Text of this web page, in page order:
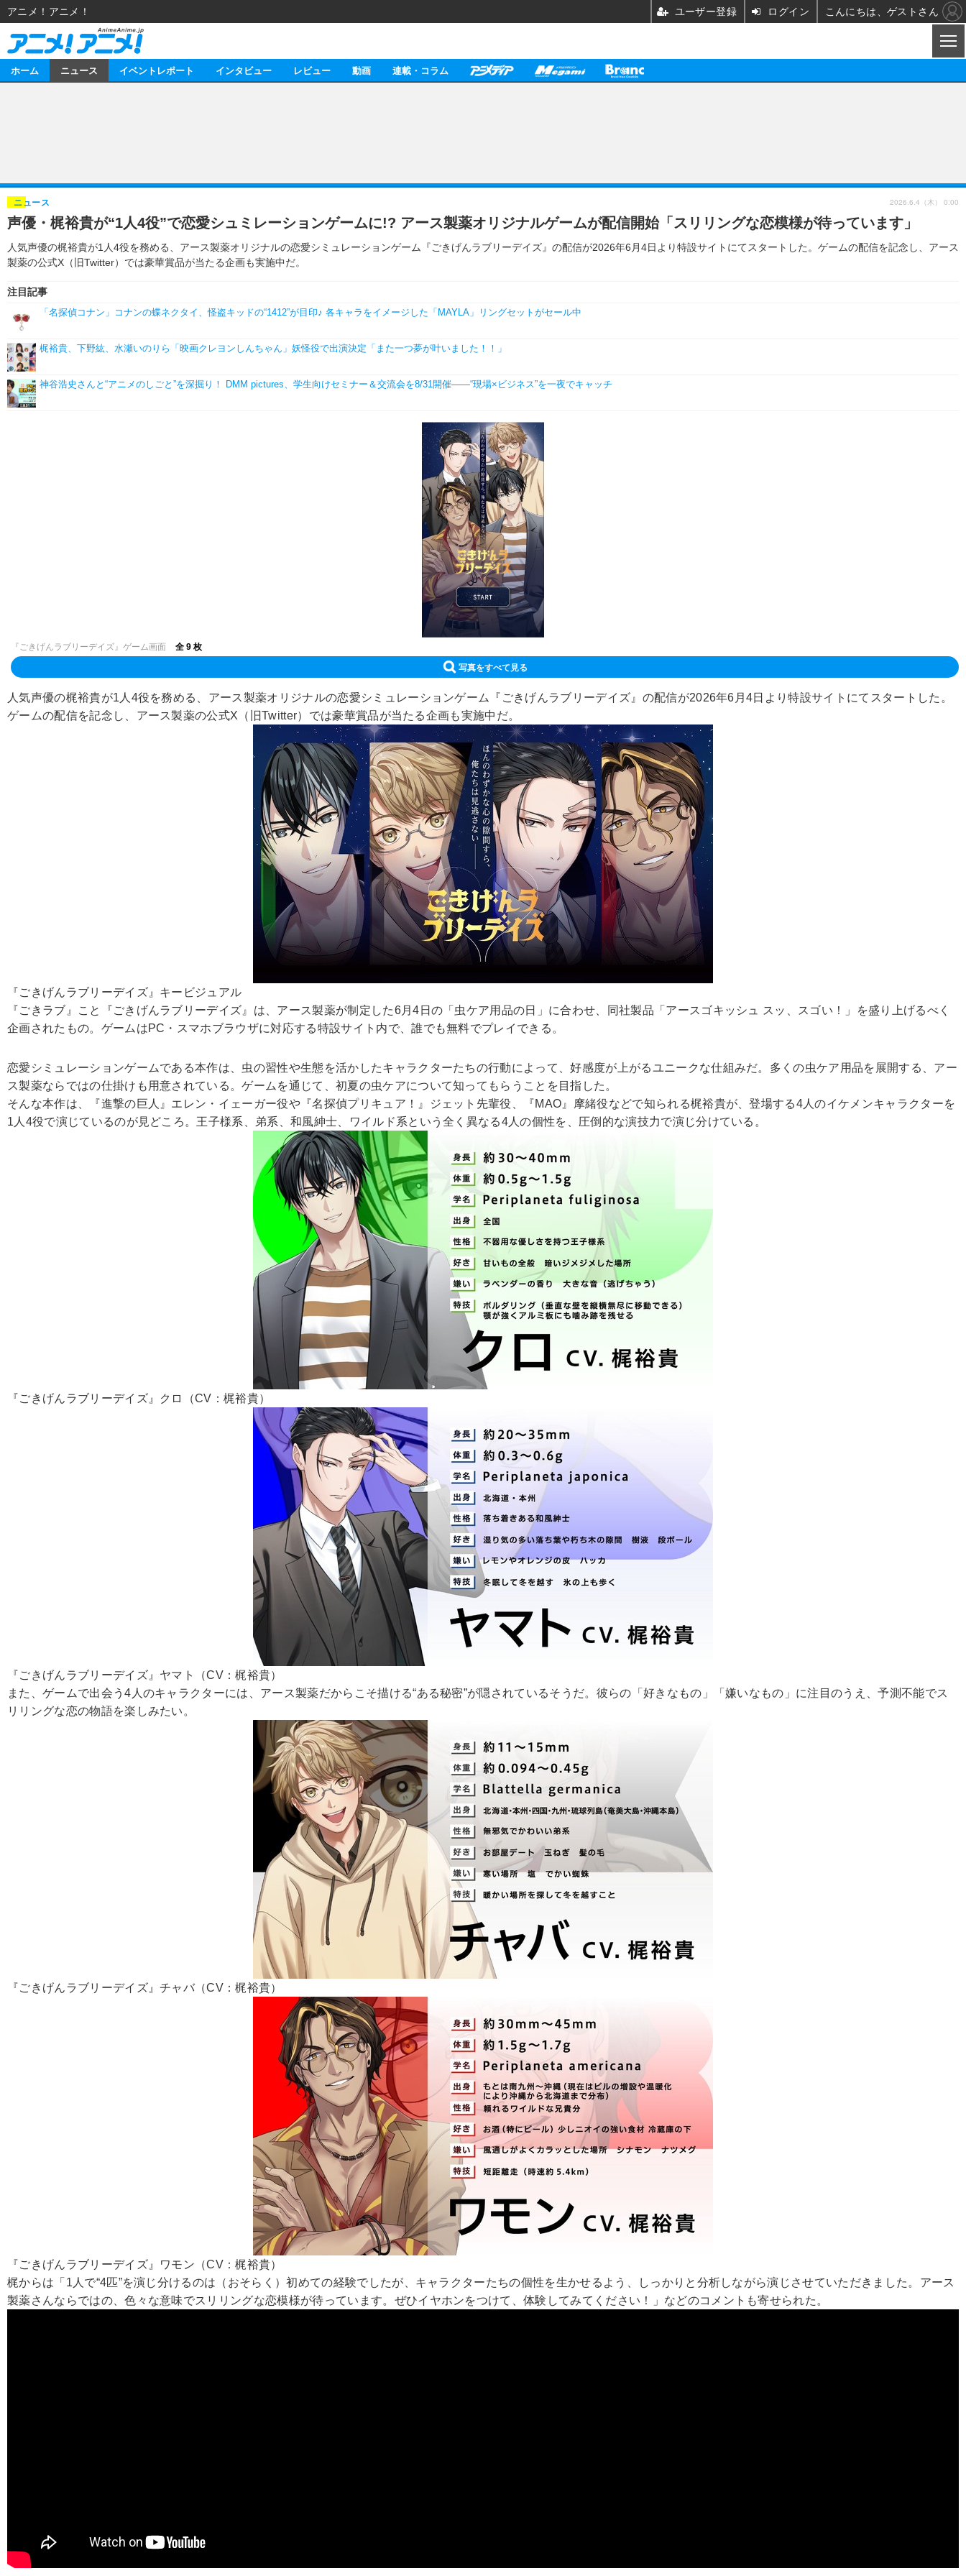
ゲーム グッズ
イベント 海外
海外イベント ビジネス
俳優・タレント アーティスト
ビジネス
アニメ 実写
書評 イベント
動画
アニメ 映画/ドラマ
連載・コラム
ホーム ニュース イベントレポート インタビュー レビュー 動画 連載・コラム
声優・梶裕貴が“1人4役”で恋愛シュミレーションゲームに!? アース製薬オリジナルゲームが配信開始「スリリングな恋模様が待っています」
人気声優の梶裕貴が1人4役を務める、アース製薬オリジナルの恋愛シミュレーションゲーム『ごきげんラブリーデイズ』の配信が2026年6月4日より特設サイトにてスタートした。ゲームの配信を記念し、アース
製薬の公式X（旧Twitter）では豪華賞品が当たる企画も実施中だ。
ニュース
注目記事
「名探偵コナン」コナンの蝶ネクタイ、怪盗キッドの“1412”が目印♪ 各キャラをイメージした「MAYLA」リングセットがセール中
梶裕貴、下野紘、水瀬いのりら「映画クレヨンしんちゃん」妖怪役で出演決定「また一つ夢が叶いました！！」
神谷浩史さんと“アニメのしごと”を深掘り！ DMM pictures、学生向けセミナー＆交流会を8/31開催――“現場×ビジネス”を一夜でキャッチ
2026.6.4（木） 0:00
『ごきげんラブリーデイズ』ゲーム画面 全 9 枚
写真をすべて見る
人気声優の梶裕貴が1人4役を務める、アース製薬オリジナルの恋愛シミュレーションゲーム『ごきげんラブリーデイズ』の配信が2026年6月4日より特設サイトにてスタートした。
ゲームの配信を記念し、アース製薬の公式X（旧Twitter）では豪華賞品が当たる企画も実施中だ。
『ごきげんラブリーデイズ』キービジュアル
『ごきラブ』こと『ごきげんラブリーデイズ』は、アース製薬が制定した6月4日の「虫ケア用品の日」に合わせ、同社製品「アースゴキッシュ スッ、スゴい！」を盛り上げるべく
企画されたもの。ゲームはPC・スマホブラウザに対応する特設サイト内で、誰でも無料でプレイできる。
恋愛シミュレーションゲームである本作は、虫の習性や生態を活かしたキャラクターたちの行動によって、好感度が上がるユニークな仕組みだ。多くの虫ケア用品を展開する、アー
ス製薬ならではの仕掛けも用意されている。ゲームを通じて、初夏の虫ケアについて知ってもらうことを目指した。
そんな本作は、『進撃の巨人』エレン・イェーガー役や『名探偵プリキュア！』ジェット先輩役、『MAO』摩緒役などで知られる梶裕貴が、登場する4人のイケメンキャラクターを
1人4役で演じているのが見どころ。王子様系、弟系、和風紳士、ワイルド系という全く異なる4人の個性を、圧倒的な演技力で演じ分けている。
『ごきげんラブリーデイズ』クロ（CV：梶裕貴）
『ごきげんラブリーデイズ』ヤマト（CV：梶裕貴）
また、ゲームで出会う4人のキャラクターには、アース製薬だからこそ描ける“ある秘密”が隠されているそうだ。彼らの「好きなもの」「嫌いなもの」に注目のうえ、予測不能でス
リリングな恋の物語を楽しみたい。
『ごきげんラブリーデイズ』チャバ（CV：梶裕貴）
『ごきげんラブリーデイズ』ワモン（CV：梶裕貴）
梶からは「1人で“4匹”を演じ分けるのは（おそらく）初めての経験でしたが、キャラクターたちの個性を生かせるよう、しっかりと分析しながら演じさせていただきました。アース
製薬さんならではの、色々な意味でスリリングな恋模様が待っています。ぜひイヤホンをつけて、体験してみてください！」などのコメントも寄せられた。
アニメ！アニメ！ ユーザー登録 ログイン こんにちは、ゲストさん